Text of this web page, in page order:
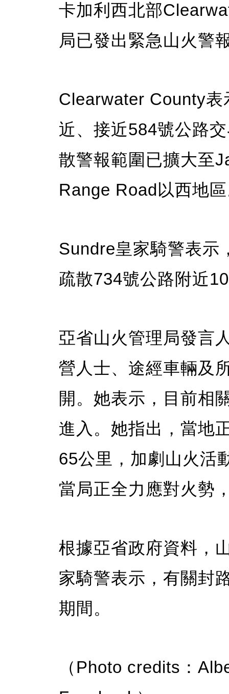
卡加利西北部
局已發出緊急山火警
Clearwater County
近、接近584號公路
散警報範圍已擴大至
Range Road以西地
Sundre皇家騎警表示
疏散734號公路附近
亞省山火管理局發言
營人士、途經車輛及
開。她表示，目前相
進入。她指出，當地
65公里，加劇山火活
當局正全力應對火勢
根據亞省政府資料，
家騎警表示，有關封
期間。
（Photo credits：